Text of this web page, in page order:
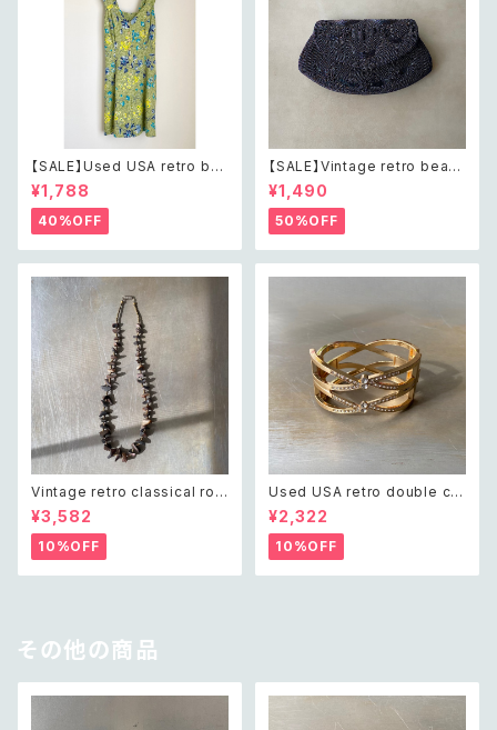
【SALE】Used USA retro bot
anical flower salopette sh
ort pants レトロ アメリカ ユー
ズド 古着 ライトグリーン ボタニ
カル フラワー サロペット ショー
トパンツ
¥1,788
40%OFF
【SALE】Vintage retro bead
s embroidery navy blue po
uch レトロ ヴィンテージ ホワイ
ト ビーズ刺繍 ネイビー 紺色 ポ
ーチ
¥1,490
50%OFF
Vintage retro classical rou
gh cut shell beads necklac
e レトロ ヴィンテージ アクセサ
リー クラシカル ラフカット シェ
ル ビーズ ネックレス
¥3,582
10%OFF
Used USA retro double cro
ss crystal bijou bangle レト
ロ アメリカ ユーズド アクセサリ
ー ゴールド ダブル クロス ビジ
ュー バングル
¥2,322
10%OFF
その他の商品